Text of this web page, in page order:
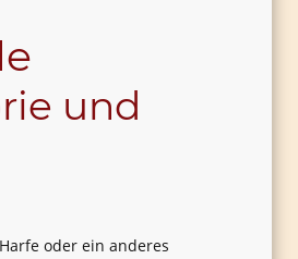
und
oder ein anderes